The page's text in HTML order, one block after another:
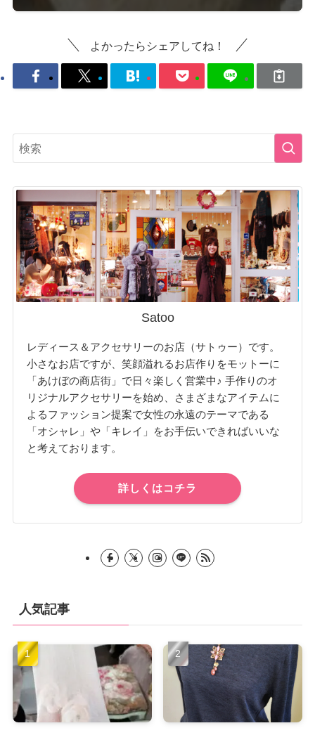
よかったらシェアしてね！
Satoo
レディース＆アクセサリーのお店（サトゥー）です。
小さなお店ですが、笑顔溢れるお店作りをモットーに
「あけぼの商店街」で日々楽しく営業中♪ 手作りのオ
リジナルアクセサリーを始め、さまざまなアイテムに
よるファッション提案で女性の永遠のテーマである
「オシャレ」や「キレイ」をお手伝いできればいいな
と考えております。
詳しくはコチラ
人気記事